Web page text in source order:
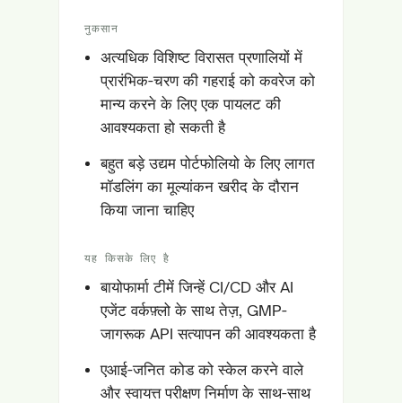
नुकसान
अत्यधिक विशिष्ट विरासत प्रणालियों में
प्रारंभिक-चरण की गहराई को कवरेज को
मान्य करने के लिए एक पायलट की
आवश्यकता हो सकती है
बहुत बड़े उद्यम पोर्टफोलियो के लिए लागत
मॉडलिंग का मूल्यांकन खरीद के दौरान
किया जाना चाहिए
यह किसके लिए है
बायोफार्मा टीमें जिन्हें CI/CD और AI
एजेंट वर्कफ़्लो के साथ तेज़, GMP-
जागरूक API सत्यापन की आवश्यकता है
एआई-जनित कोड को स्केल करने वाले
और स्वायत्त परीक्षण निर्माण के साथ-साथ